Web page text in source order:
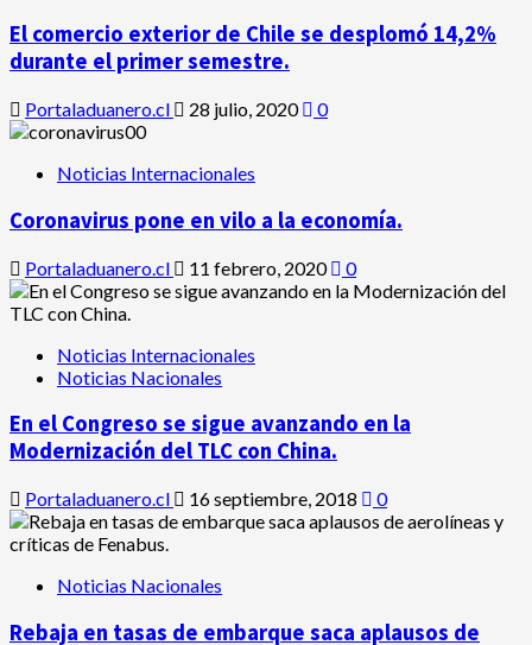
El comercio exterior de Chile se desplomó 14,2%
durante el primer semestre.
Portaladuanero.cl 28 julio, 2020 0
Noticias Internacionales
Coronavirus pone en vilo a la economía.
Portaladuanero.cl 11 febrero, 2020 0
Noticias Internacionales
Noticias Nacionales
En el Congreso se sigue avanzando en la
Modernización del TLC con China.
Portaladuanero.cl 16 septiembre, 2018 0
Noticias Nacionales
Rebaja en tasas de embarque saca aplausos de